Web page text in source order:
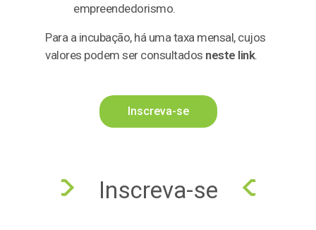
empreendedorismo.
Para a incubação, há uma taxa mensal, cujos
valores podem ser consultados neste link.
Inscreva-se
Inscreva-se